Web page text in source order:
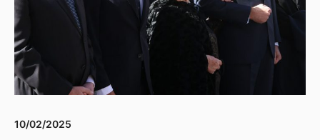
10/02/2025